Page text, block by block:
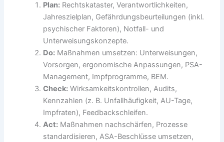
Plan: Rechtskataster, Verantwortlichkeiten,
Jahreszielplan, Gefährdungsbeurteilungen (inkl.
psychischer Faktoren), Notfall- und
Unterweisungskonzepte.
Do: Maßnahmen umsetzen: Unterweisungen,
Vorsorgen, ergonomische Anpassungen, PSA-
Management, Impfprogramme, BEM.
Check: Wirksamkeitskontrollen, Audits,
Kennzahlen (z. B. Unfallhäufigkeit, AU-Tage,
Impfraten), Feedbackschleifen.
Act: Maßnahmen nachschärfen, Prozesse
standardisieren, ASA-Beschlüsse umsetzen,